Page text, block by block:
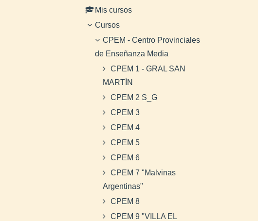
Mis cursos
Cursos
CPEM - Centro Provinciales
de Enseñanza Media
CPEM 1 - GRAL SAN
MARTÍN
CPEM 2 S_G
CPEM 3
CPEM 4
CPEM 5
CPEM 6
CPEM 7 "Malvinas
Argentinas"
CPEM 8
CPEM 9 "VILLA EL